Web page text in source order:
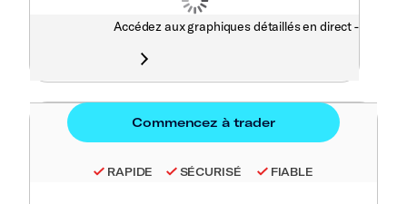
Accédez aux graphiques détaillés en direct -
RAPIDE SÉCURISÉ FIABLE